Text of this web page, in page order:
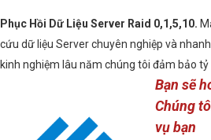
Phục Hồi Dữ Liệu Server Raid 0,1,5,10.
cứu dữ liệu Server chuyên nghiệp và
kinh nghiệm lâu năm chúng tôi đảm bảo tỷ
Bạn sẽ
Chúng
vụ bạn